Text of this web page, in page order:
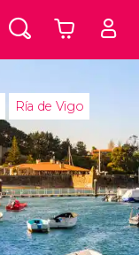
Ría de Vigo